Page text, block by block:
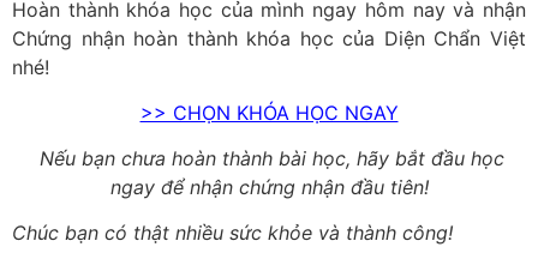
Hoàn thành khóa học của mình ngay hôm nay và nhận
Chứng nhận hoàn thành khóa học của Diện Chẩn Việt
nhé!
>> CHỌN KHÓA HỌC NGAY
Nếu bạn chưa hoàn thành bài học, hãy bắt đầu học
ngay để nhận chứng nhận đầu tiên!
Chúc bạn có thật nhiều sức khỏe và thành công!